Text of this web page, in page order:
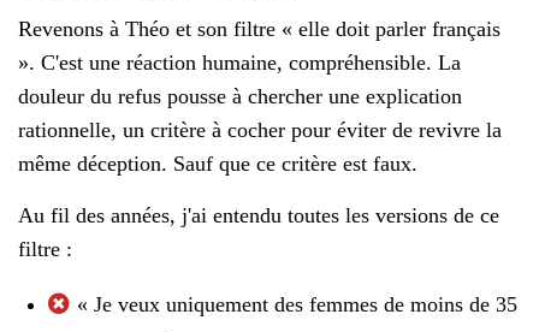
Revenons à Théo et son filtre « elle doit parler français
». C'est une réaction humaine, compréhensible. La
douleur du refus pousse à chercher une explication
rationnelle, un critère à cocher pour éviter de revivre la
même déception. Sauf que ce critère est faux.
Au fil des années, j'ai entendu toutes les versions de ce
filtre :
« Je veux uniquement des femmes de moins de 35